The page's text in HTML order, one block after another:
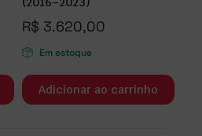
R$ 3.620,00
Em estoque
Adicionar ao carrinho